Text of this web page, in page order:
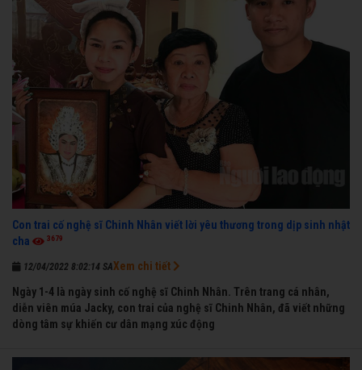
Con trai cố nghệ sĩ Chinh Nhân viết lời yêu thương trong dịp sinh nhật
cha
3679
12/04/2022 8:02:14 SA
Ngày 1-4 là ngày sinh cố nghệ sĩ Chinh Nhân. Trên trang cá nhân,
diễn viên múa Jacky, con trai của nghệ sĩ Chinh Nhân, đã viết những
dòng tâm sự khiến cư dân mạng xúc động
Xem chi tiết